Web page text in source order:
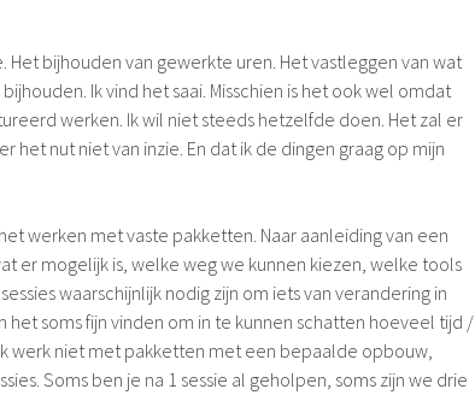
Het bijhouden van gewerkte uren. Het vastleggen van wat
Ik vind het saai. Misschien is het ook wel omdat
werken. Ik wil niet steeds hetzelfde doen. Het zal er
het nut niet van inzie. En dat ik de dingen graag op mijn
werken met vaste pakketten. Naar aanleiding van een
er mogelijk is, welke weg we kunnen kiezen, welke tools
waarschijnlijk nodig zijn om iets van verandering in
het soms fijn vinden om in te kunnen schatten hoeveel tijd /
werk niet met pakketten met een bepaalde opbouw,
Soms ben je na 1 sessie al geholpen, soms zijn we drie